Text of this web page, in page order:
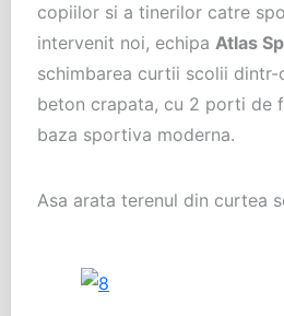
copiilor si a tinerilor catre
intervenit noi, echipa Atlas
schimbarea curtii scolii
beton crapata, cu 2 porti de
baza sportiva moderna.
Asa arata terenul din curtea